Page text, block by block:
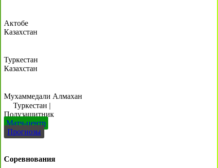
Актобе
Казахстан
Туркестан
Казахстан
Мухаммедали Алмахан
Туркестан |
Полузащитник
Матч-центр
Прогнозы
Соревнования